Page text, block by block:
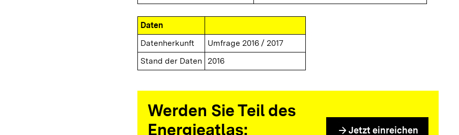
Daten
Datenherkunft
Umfrage 2016 / 2017
Stand der Daten
2016
Werden Sie Teil des
Energieatlas:
arrow_forward Jetzt einreichen